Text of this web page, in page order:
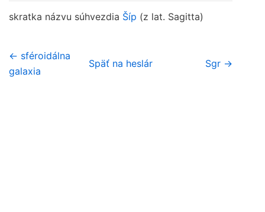
skratka názvu súhvezdia Šíp (z lat. Sagitta)
← sféroidálna
galaxia
Späť na heslár Sgr →